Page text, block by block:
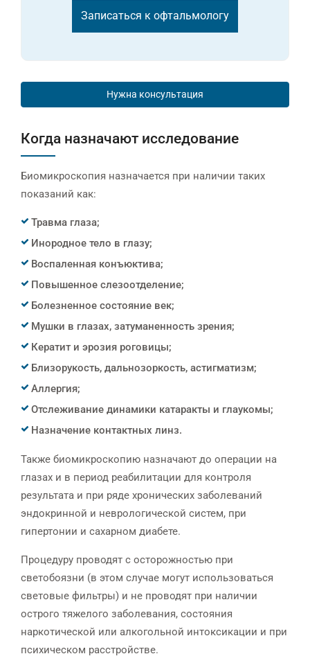
Записаться к офтальмологу
Нужна консультация
Когда назначают исследование
Биомикроскопия назначается при наличии таких
показаний как:
Травма глаза;
Инородное тело в глазу;
Воспаленная конъюктива;
Повышенное слезоотделение;
Болезненное состояние век;
Мушки в глазах, затуманенность зрения;
Кератит и эрозия роговицы;
Близорукость, дальнозоркость, астигматизм;
Аллергия;
Отслеживание динамики катаракты и глаукомы;
Назначение контактных линз.
Также биомикроскопию назначают до операции на
глазах и в период реабилитации для контроля
результата и при ряде хронических заболеваний
эндокринной и неврологической систем, при
гипертонии и сахарном диабете.
Процедуру проводят с осторожностью при
светобоязни (в этом случае могут использоваться
световые фильтры) и не проводят при наличии
острого тяжелого заболевания, состояния
наркотической или алкогольной интоксикации и при
психическом расстройстве.